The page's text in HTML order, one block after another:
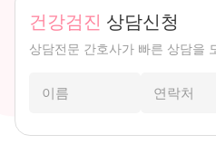
건강검진 상담신청
상담전문 간호사가 빠른 상담을